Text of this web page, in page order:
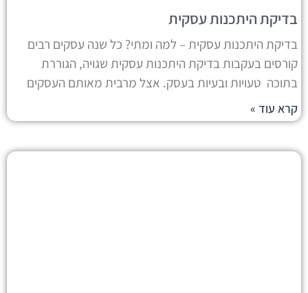
בדיקת היתכנות עסקית
בדיקת היתכנות עסקית – למה ומתי? כל שנה עסקים רבים
קורסים בעקבות בדיקת היתכנות עסקית שגויה, הגוררת
בתוכה טעויות ובעיות בעסק. אצל מרבית מאותם העסקים
קרא עוד »